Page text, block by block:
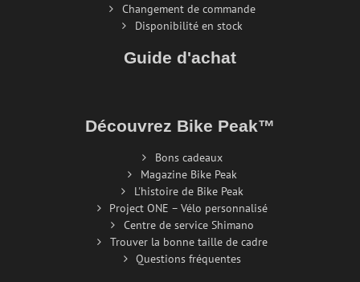
Changement de commande
Disponibilité en stock
Guide d'achat
Découvrez Bike Peak™
Bons cadeaux
Magazine Bike Peak
L'histoire de Bike Peak
Project ONE – Vélo personnalisé
Centre de service Shimano
Trouver la bonne taille de cadre
Questions fréquentes